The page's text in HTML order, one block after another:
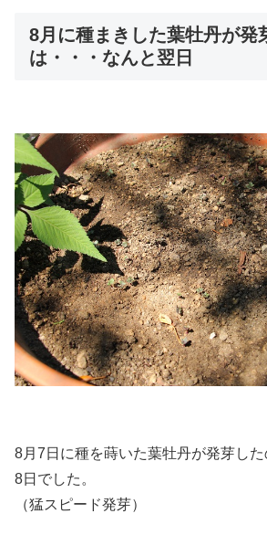
8月に種まきした葉牡丹が発
は・・・なんと翌日
8月7日に種を蒔いた葉牡丹が発芽し
8日でした。
（猛スピード発芽）